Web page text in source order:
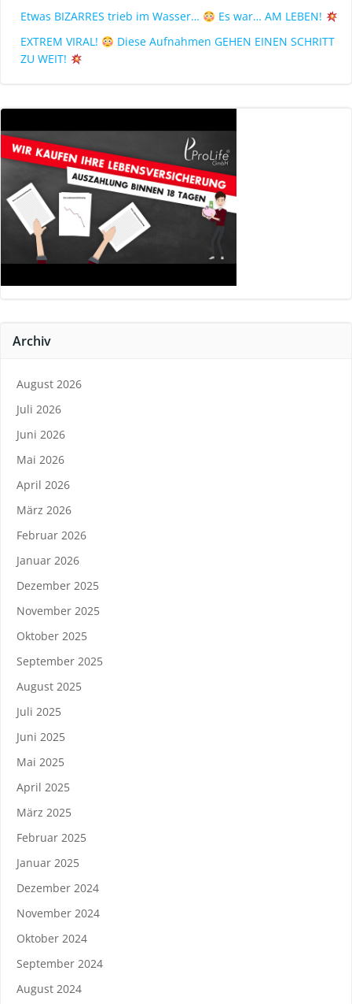
Etwas BIZARRES trieb im Wasser…
Es war… AM LEBEN!
EXTREM VIRAL!
Diese Aufnahmen GEHEN EINEN SCHRITT
ZU WEIT!
Archiv
August 2026
Juli 2026
Juni 2026
Mai 2026
April 2026
März 2026
Februar 2026
Januar 2026
Dezember 2025
November 2025
Oktober 2025
September 2025
August 2025
Juli 2025
Juni 2025
Mai 2025
April 2025
März 2025
Februar 2025
Januar 2025
Dezember 2024
November 2024
Oktober 2024
September 2024
August 2024